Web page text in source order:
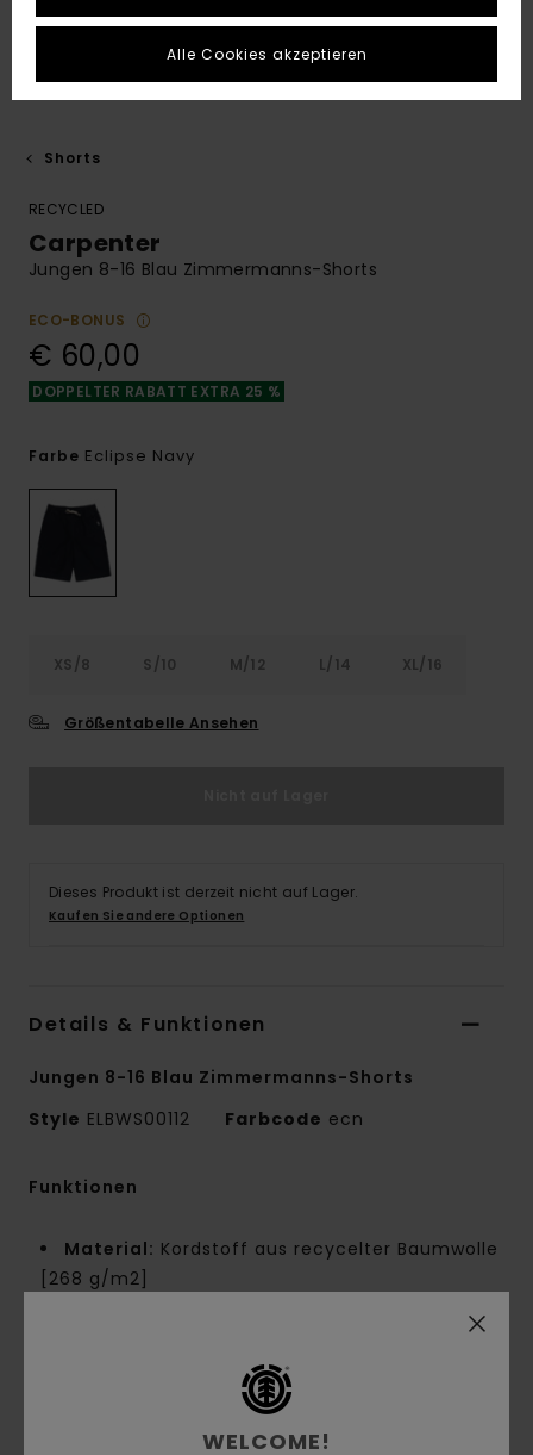
Shorts
RECYCLED
Carpenter
Jungen 8-16 Blau Zimmermanns-Shorts
ECO-BONUS
€ 60,00
DOPPELTER RABATT EXTRA 25 %
Farbe Eclipse Navy
XS/8 S/10 M/12 L/14 XL/16
Größentabelle Ansehen
Dieses Produkt ist derzeit nicht auf Lager.
Kaufen Sie andere Optionen
Details & Funktionen
Jungen 8-16 Blau Zimmermanns-Shorts
Style ELBWS00112 Farbcode ecn
Funktionen
Material: Kordstoff aus recycelter Baumwolle
[268 g/m2]
Flacher Schnürverschluss aus
Schnitt an den Beinen: Lockerer Schnitt an
WELCOME!
Alle Cookies akzeptieren